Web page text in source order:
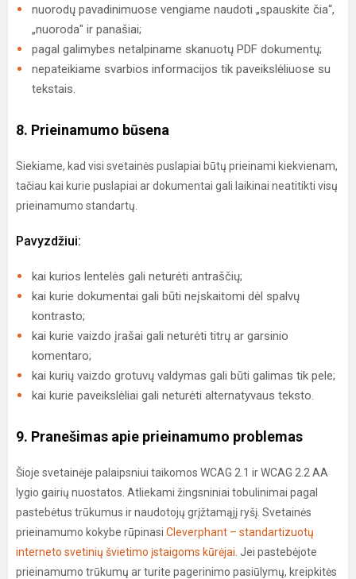
nuorodų pavadinimuose vengiame naudoti „spauskite čia“,
„nuoroda" ir panašiai;
pagal galimybes netalpiname skanuotų PDF dokumentų;
nepateikiame svarbios informacijos tik paveikslėliuose su
tekstais.
8. Prieinamumo būsena
Siekiame, kad visi svetainės puslapiai būtų prieinami kiekvienam,
tačiau kai kurie puslapiai ar dokumentai gali laikinai neatitikti visų
prieinamumo standartų.
Pavyzdžiui:
kai kurios lentelės gali neturėti antraščių;
kai kurie dokumentai gali būti neįskaitomi dėl spalvų
kontrasto;
kai kurie vaizdo įrašai gali neturėti titrų ar garsinio
komentaro;
kai kurių vaizdo grotuvų valdymas gali būti galimas tik pele;
kai kurie paveikslėliai gali neturėti alternatyvaus teksto.
9. Pranešimas apie prieinamumo problemas
Šioje svetainėje palaipsniui taikomos WCAG 2.1 ir WCAG 2.2 AA
lygio gairių nuostatos. Atliekami žingsniniai tobulinimai pagal
pastebėtus trūkumus ir naudotojų grįžtamąjį ryšį. Svetainės
prieinamumo kokybe rūpinasi Cleverphant – standartizuotų
interneto svetinių švietimo įstaigoms kūrėjai . Jei pastebėjote
prieinamumo trūkumų ar turite pagerinimo pasiūlymų, kreipkitės